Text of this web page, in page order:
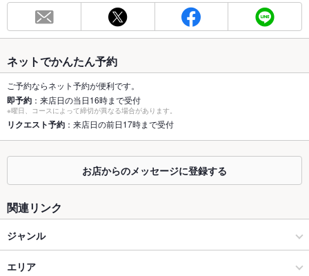
容人数
個室 なし
座敷 なし
掘りごたつ なし
貸切 貸切不可
ネットでかんたん予約
ご予約ならネット予約が便利です。
即予約 ：来店日の当日16時まで受付
※曜日、コースによって締切が異なる場合があります。
リクエスト予約 ：来店日の前日17時まで受付
お店からのメッセージに登録する
関連リンク
ジャンル
ダイニングバー・バル
エリア